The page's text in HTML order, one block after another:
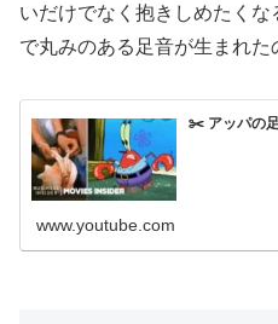
いだけでなく抱きしめたく
で丸みのある足音が生まれた
✂️ アッパの
www.youtube.com